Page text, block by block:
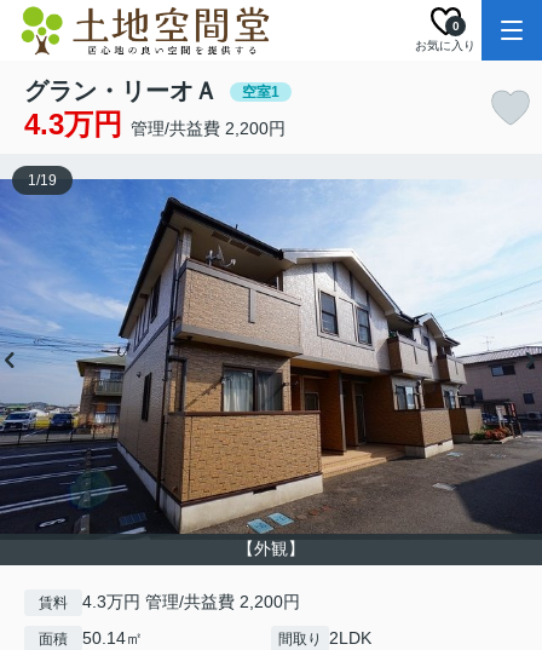
お気に入り
0
グラン・リーオＡ 空室1
4.3万円 管理/共益費 2,200円
【外観】
1/19
賃料 4.3万円 管理/共益費 2,200円
面積 50.14㎡ 間取り 2LDK